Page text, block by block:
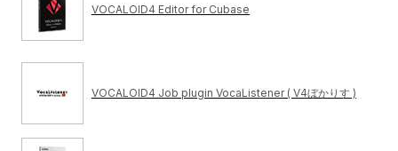
VOCALOID4 Editor for Cubase
VOCALOID4 Job plugin VocaListener ( V4ぼかりす )